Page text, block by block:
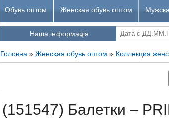
Обувь оптом Женская обувь оптом
Наша інформація
Головна » Женская обувь оптом » Коллекция
(151547) Балетки –